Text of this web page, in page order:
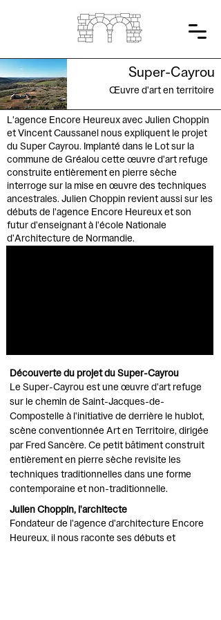
Super-Cayrou
Œuvre d'art en territoire
L'agence Encore Heureux avec Julien Choppin
et Vincent Caussanel nous expliquent le projet
du Super Cayrou. Implanté dans le Lot sur la
commune de Gréalou cette œuvre d'art refuge
construite entièrement en pierre sèche
interroge sur la mise en œuvre des techniques
ancestrales. Julien Choppin revient aussi sur les
débuts de l'agence Encore Heureux et son
futur d'enseignant à l'école Nationale
d'Architecture de Normandie.
Découverte du projet du Super-Cayrou
​Le Super-Cayrou est une œuvre d'art refuge
sur le chemin de Saint-Jacques-de-
Compostelle à l'initiative de derrière le hublot,
scène conventionnée Art en Territoire, dirigée
par Fred Sancère. Ce petit bâtiment construit
entièrement en pierre sèche revisite les
techniques traditionnelles dans une forme
contemporaine et non-traditionnelle.
Julien Choppin, l'architecte
​Fondateur de l'agence d'architecture Encore
Heureux, il nous raconte ses débuts et